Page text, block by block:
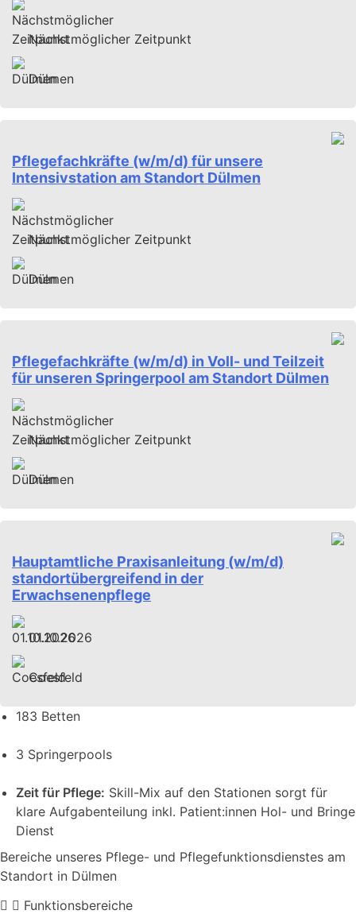
Nächstmöglicher Zeitpunkt
Dülmen
Pflegefachkräfte (w/m/d) für unsere
Intensivstation am Standort Dülmen
Nächstmöglicher Zeitpunkt
Dülmen
Pflegefachkräfte (w/m/d) in Voll- und Teilzeit
für unseren Springerpool am Standort Dülmen
Nächstmöglicher Zeitpunkt
Dülmen
Hauptamtliche Praxisanleitung (w/m/d)
standortübergreifend in der
Erwachsenenpflege
01.10.2026
Coesfeld
183 Betten
3 Springerpools
Zeit für Pflege: Skill-Mix auf den Stationen sorgt für
klare Aufgabenteilung inkl. Patient:innen Hol- und Bringe
Dienst
Bereiche unseres Pflege- und Pflegefunktionsdienstes am
Standort in Dülmen
Funktionsbereiche